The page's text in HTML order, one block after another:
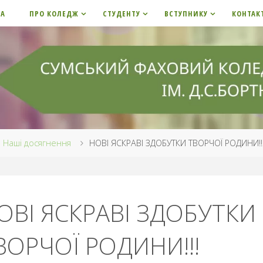
ПРО КОЛЕДЖ СТУДЕНТУ ВСТУПНИКУ
Наші досягнення НОВІ ЯСКРАВІ ЗДОБУТКИ ТВОРЧОЇ
ЯСКРАВІ ЗДОБУТКИ
РОДИНИ!!!